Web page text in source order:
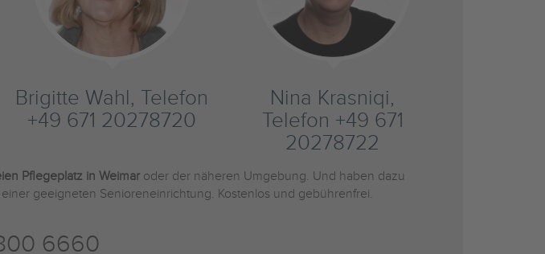
Brigitte Wahl, Telefon
+49 671 20278720
Nina Krasniqi,
Telefon +49 671
20278722
Pflegeplatz in Weimar oder der näheren Umgebung. Und haben dazu
geeigneten Senioreneinrichtung. Kostenlos und gebührenfrei.
6660